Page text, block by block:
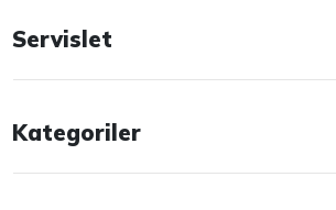
Servislet
Kategoriler